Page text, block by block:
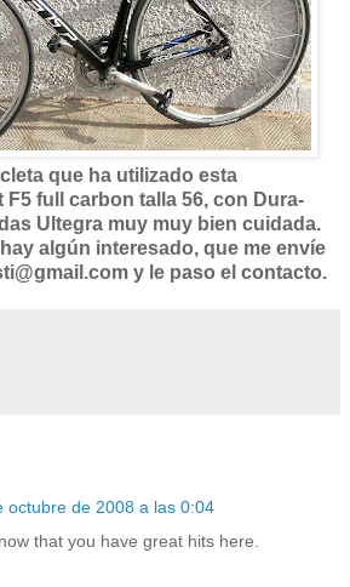
que ha utilizado esta
F5 full carbon talla 56, con Dura-
Ultegra muy muy bien cuidada.
algún interesado, que me envíe
y le paso el contacto.
octubre de 2008 a las 0:04
that you have great hits here.